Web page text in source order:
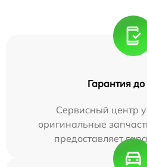
Гарантия до
Сервисный центр
оригинальные
предоставляет